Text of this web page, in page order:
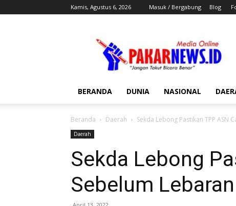
Kamis, Agustus 6, 2026 Masuk / Bergabung Blog
BERANDA DUNIA NASIONAL
Beranda Daerah Sekda Lebong Pastikan TPP ASN
Daerah
Sekda Lebong
Sebelum Lebaran